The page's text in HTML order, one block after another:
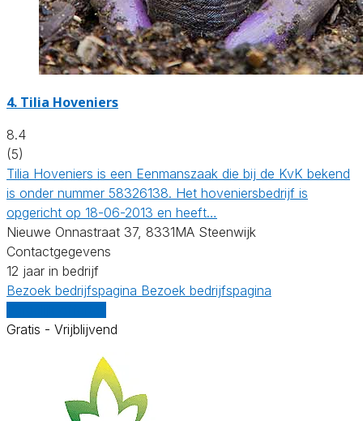
4. Tilia Hoveniers
8.4
(5)
Tilia Hoveniers is een Eenmanszaak die bij de KvK bekend
is onder nummer 58326138. Het hoveniersbedrijf is
opgericht op 18-06-2013 en heeft…
Nieuwe Onnastraat 37, 8331MA Steenwijk
Contactgegevens
12 jaar in bedrijf
Bezoek bedrijfspagina Bezoek bedrijfspagina
Gratis - Vrijblijvend